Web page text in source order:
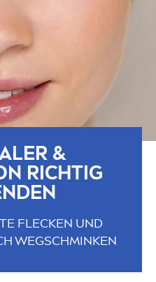
&
RICHTIG
FLECKEN UND
WEGSCHMINKEN